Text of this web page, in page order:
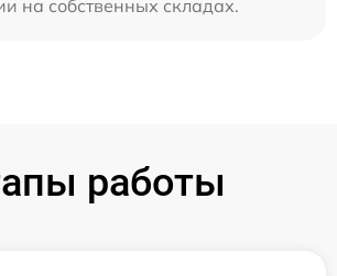
на собственных складах.
работы